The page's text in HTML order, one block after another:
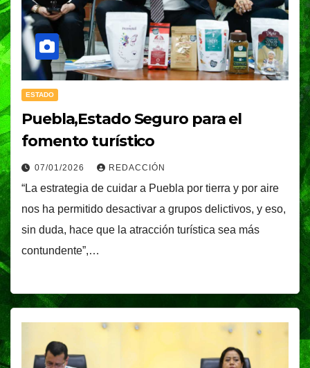
ESTADO
Puebla,Estado Seguro para el
fomento turístico
07/01/2026 REDACCIÓN
“La estrategia de cuidar a Puebla por tierra y por aire
nos ha permitido desactivar a grupos delictivos, y eso,
sin duda, hace que la atracción turística sea más
contundente”,…